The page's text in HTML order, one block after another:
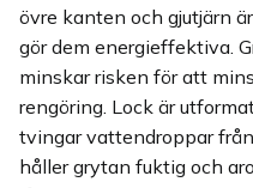
övre kanten och gjutjärn
gör dem energieffektiva.
minskar risken för att
rengöring. Lock är
tvingar vattendroppar
håller grytan fuktig och